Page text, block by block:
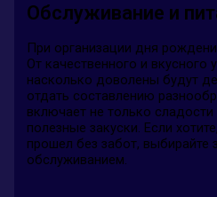
Обслуживание и
При организации дня
От качественного и вкусного
насколько доволены будут
отдать составлению
включает не только
полезные закуски. Если
прошел без забот, выбирайте
обслуживанием.